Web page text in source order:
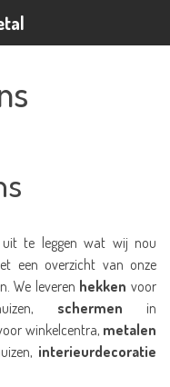
te leggen wat wij nou
een overzicht van onze
We leveren hekken voor
schermen in
winkelcentra, metalen
interieurdecoratie